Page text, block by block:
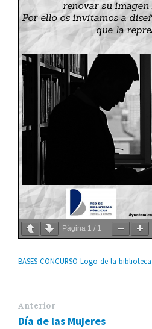
Página 1 / 1
BASES-CONCURSO-Logo-de-la-biblioteca
Anterior
Día de las Mujeres